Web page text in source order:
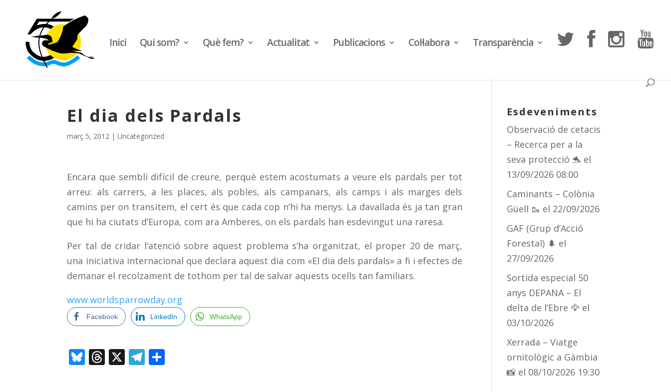
Inici Qui som? Què fem? Actualitat Publicacions Col·labora Transparència
El dia dels Pardals
març 5, 2012 |Uncategorized
Encara que sembli difícil de creure, perquè estem acostumats a veure els pardals per tot
arreu: als carrers, a les places, als pobles, als campanars, als camps i als marges dels
camins per on transitem, el cert és que cada cop n’hi ha menys. La davallada és ja tan gran
que hi ha ciutats d’Europa, com ara Amberes, on els pardals han esdevingut una raresa.
Per tal de cridar l’atenció sobre aquest problema s’ha organitzat, el proper 20 de març,
una iniciativa internacional que declara aquest dia com «El dia dels pardals» a fi i efectes de
demanar el recolzament de tothom per tal de salvar aquests ocells tan familiars.
www.worldsparrowday.org
Facebook LinkedIn WhatsApp
Bl T X T
Esdeveniments
Observació de cetacis
– Recerca per a la
seva protecció 🐬 el
13/09/2026 08:00
Caminants – Colònia
Güell 🥾 el 22/09/2026
GAF (Grup d’Acció
Forestal) 🌲 el
27/09/2026
Sortida especial 50
anys DEPANA – El
delta de l’Ebre 🦅 el
03/10/2026
Xerrada – Viatge
ornitològic a Gàmbia
📸 el 08/10/2026 19:30